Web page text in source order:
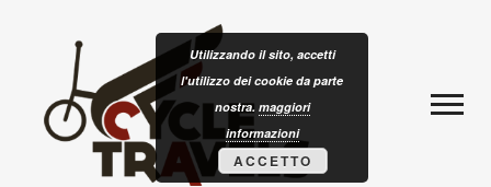
Utilizzando il sito, accetti
l'utilizzo dei cookie da parte
nostra. maggiori
informazioni
ACCETTO